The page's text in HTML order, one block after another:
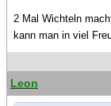
2 Mal Wichteln
kann man in viel
Leon